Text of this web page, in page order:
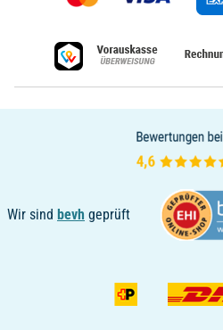
Wir sind bevh geprüft